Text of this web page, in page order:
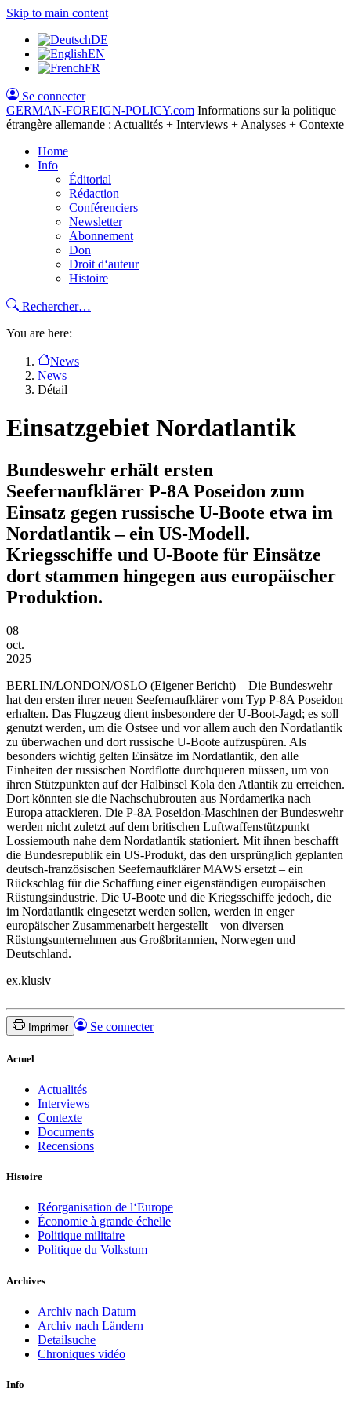
Skip to main content
DE
EN
FR
Se connecter
GERMAN-FOREIGN-POLICY.com Informations sur la politique
étrangère allemande : Actualités + Interviews + Analyses + Contexte
Home
Info
Éditorial
Rédaction
Conférenciers
Newsletter
Abonnement
Don
Droit d‘auteur
Histoire
Rechercher…
You are here:
News
News
Détail
Einsatzgebiet Nordatlantik
Bundeswehr erhält ersten
Seefernaufklärer P-8A Poseidon zum
Einsatz gegen russische U-Boote etwa im
Nordatlantik – ein US-Modell.
Kriegsschiffe und U-Boote für Einsätze
dort stammen hingegen aus europäischer
Produktion.
08
oct.
2025
BERLIN/LONDON/OSLO (Eigener Bericht) – Die Bundeswehr
hat den ersten ihrer neuen Seefernaufklärer vom Typ P-8A Poseidon
erhalten. Das Flugzeug dient insbesondere der U-Boot-Jagd; es soll
genutzt werden, um die Ostsee und vor allem auch den Nordatlantik
zu überwachen und dort russische U-Boote aufzuspüren. Als
besonders wichtig gelten Einsätze im Nordatlantik, den alle
Einheiten der russischen Nordflotte durchqueren müssen, um von
ihren Stützpunkten auf der Halbinsel Kola den Atlantik zu erreichen.
Dort könnten sie die Nachschubrouten aus Nordamerika nach
Europa attackieren. Die P-8A Poseidon-Maschinen der Bundeswehr
werden nicht zuletzt auf dem britischen Luftwaffenstützpunkt
Lossiemouth nahe dem Nordatlantik stationiert. Mit ihnen beschafft
die Bundesrepublik ein US-Produkt, das den ursprünglich geplanten
deutsch-französischen Seefernaufklärer MAWS ersetzt – ein
Rückschlag für die Schaffung einer eigenständigen europäischen
Rüstungsindustrie. Die U-Boote und die Kriegsschiffe jedoch, die
im Nordatlantik eingesetzt werden sollen, werden in enger
europäischer Zusammenarbeit hergestellt – von diversen
Rüstungsunternehmen aus Großbritannien, Norwegen und
Deutschland.
ex.klusiv
Imprimer Se connecter
Actuel
Actualités
Interviews
Contexte
Documents
Recensions
Histoire
Réorganisation de l‘Europe
Économie à grande échelle
Politique militaire
Politique du Volkstum
Archives
Archiv nach Datum
Archiv nach Ländern
Detailsuche
Chroniques vidéo
Info